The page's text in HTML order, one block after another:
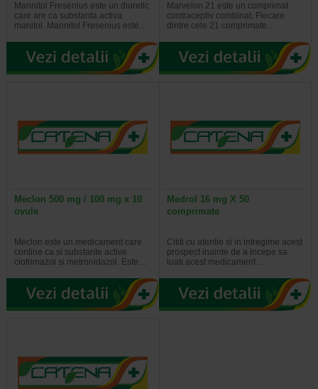
Mannitol Fresenius este un diuretic
care are ca substanta activa
manitol. Mannitol Fresenius este…
Marvelon 21 este un comprimat
contraceptiv combinat. Fiecare
dintre cele 21 comprimate…
Meclon 500 mg / 100 mg x 10
ovule
Meclon este un medicament care
contine ca si substante active
clotrimazol si metronidazol. Este…
Medrol 16 mg X 50
comprimate
Cititi cu atentie si in intregime acest
prospect inainte de a incepe sa
luati acest medicament…